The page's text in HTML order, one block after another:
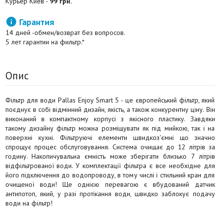
 Гарантия
14 дней -обмен/возврат без вопросов.
5 лет гарантии на фильтр.*
Опис
Фільтр для води Pallas Enjoy Smart 5 - це європейський фільтр, який
поєднує в собі відмінний дизайн, якість, а також конкурентну ціну. Він
виконаний в компактному корпусі з якісного пластику. Завдяки
такому дизайну фільтр можна розміщувати як під мийкою, так і на
поверхні кухні. Фільтруючі елементи швидкоз'ємні що значно
спрощує процес обслуговування. Система очищає до 12 літрів за
годину. Накопичувальна ємність може зберігати близько 7 літрів
відфільтрованої води. У комплектації фільтра є все необхідне для
його підключення до водопроводу, в тому числі і стильний кран для
очищеної води! Ще однією перевагою є вбудований датчик
антипотоп, який, у разі протікання води, швидко заблокує подачу
води на фільтр!